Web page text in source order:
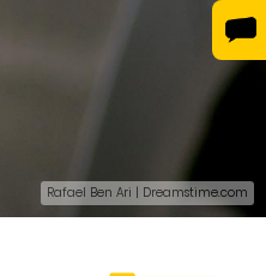
Rafael Ben Ari | Dreamstime.com